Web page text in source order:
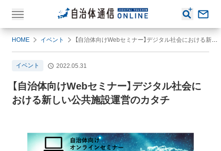
HOME イベント 【自治体向けWebセミナー】デジタル社会における新しい公共施設運営のカタチ
イベント 2022.05.31
【自治体向けWebセミナー】デジタル社会に
おける新しい公共施設運営のカタチ